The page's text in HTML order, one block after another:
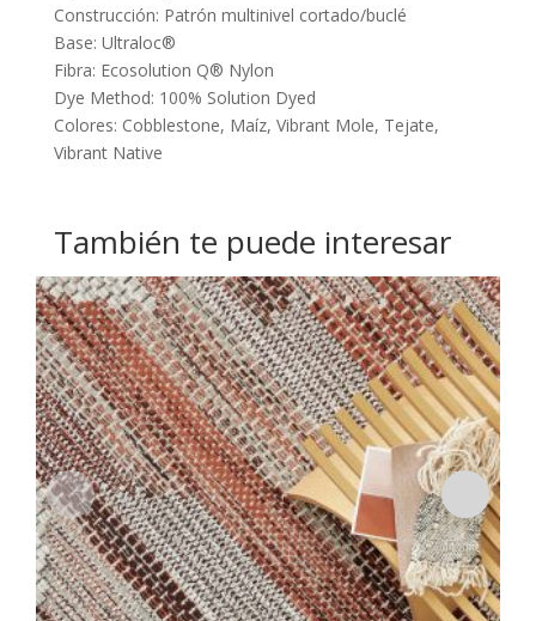
Construcción: Patrón multinivel cortado/buclé
Base: Ultraloc®
Fibra: Ecosolution Q® Nylon
Dye Method: 100% Solution Dyed
Colores: Cobblestone, Maíz, Vibrant Mole, Tejate,
Vibrant Native
También te puede interesar